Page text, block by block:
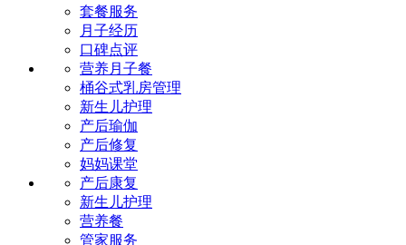
套餐服务
月子经历
口碑点评
营养月子餐
桶谷式乳房管理
新生儿护理
产后瑜伽
产后修复
妈妈课堂
产后康复
新生儿护理
营养餐
管家服务